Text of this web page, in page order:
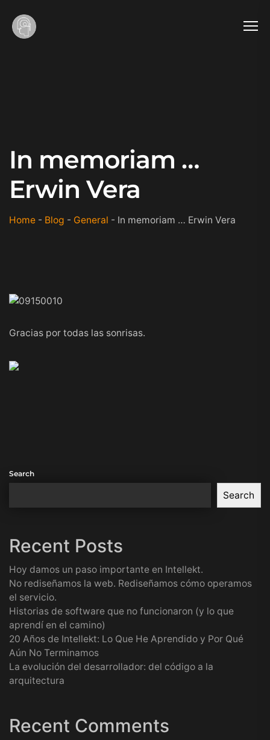
In memoriam …
Erwin Vera
Home - Blog - General - In memoriam … Erwin Vera
Gracias por todas las sonrisas.
Search
Search
Recent Posts
Hoy damos un paso importante en Intellekt.
No rediseñamos la web. Rediseñamos cómo operamos
el servicio.
Historias de software que no funcionaron (y lo que
aprendí en el camino)
20 Años de Intellekt: Lo Que He Aprendido y Por Qué
Aún No Terminamos
La evolución del desarrollador: del código a la
arquitectura
Recent Comments